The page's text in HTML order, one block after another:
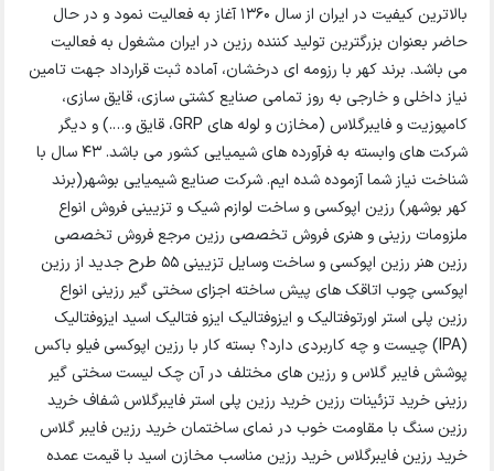
بالاترین کیفیت در ایران از سال 1360 آغاز به فعالیت نمود و در حال
حاضر بعنوان بزرگترین تولید کننده رزین در ایران مشغول به فعالیت
می باشد. برند کهر با رزومه ای درخشان، آماده ثبت قرارداد جهت تامین
نیاز داخلی و خارجی به روز تمامی صنایع کشتی سازی، قایق سازی،
کامپوزیت و فایبرگلاس (مخازن و لوله های GRP، قایق و….) و دیگر
شرکت های وابسته به فرآورده های شیمیایی کشور می باشد. ۴۳ سال با
شناخت نیاز شما آزموده شده ایم. شرکت صنایع شیمیایی بوشهر(برند
کهر بوشهر) رزین اپوکسی و ساخت لوازم شیک و تزیینی فروش انواع
ملزومات رزینی و هنری فروش تخصصی رزین مرجع فروش تخصصی
رزین هنر رزین اپوکسی و ساخت وسایل تزیینی 55 طرح جدید از رزین
اپوکسی چوب اتاقک های پیش ساخته اجزای سختی گیر رزینی انواع
رزین پلی استر اورتوفتالیک و ایزوفتالیک ایزو فتالیک اسید ایزوفتالیک
(IPA) چیست و چه کاربردی دارد؟ بسته کار با رزین اپوکسی فیلو باکس
پوشش فایبر گلاس و رزین های مختلف در آن چک لیست سختی گیر
رزینی خرید تزئینات رزین خرید رزین پلی استر فایبرگلاس شفاف خرید
رزین سنگ با مقاومت خوب در نمای ساختمان خرید رزین فایبر گلاس
خرید رزین فایبرگلاس خرید رزین مناسب مخازن اسید با قیمت عمده